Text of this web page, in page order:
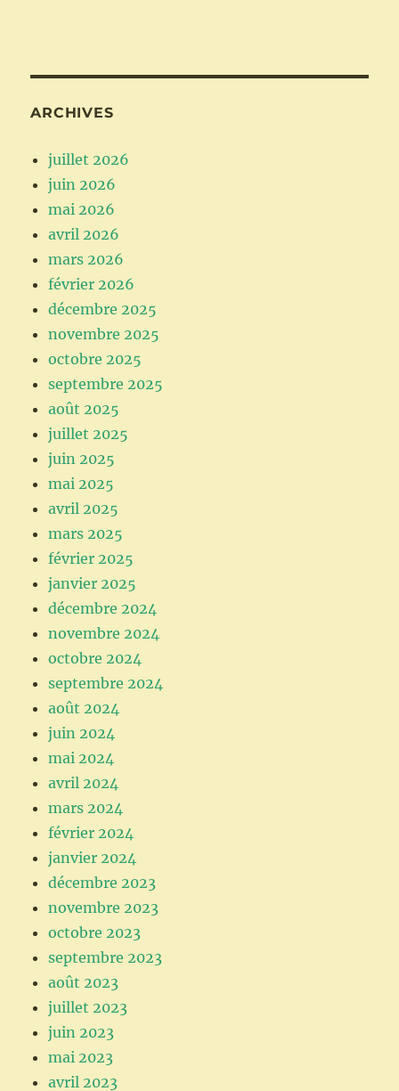
ARCHIVES
juillet 2026
juin 2026
mai 2026
avril 2026
mars 2026
février 2026
décembre 2025
novembre 2025
octobre 2025
septembre 2025
août 2025
juillet 2025
juin 2025
mai 2025
avril 2025
mars 2025
février 2025
janvier 2025
décembre 2024
novembre 2024
octobre 2024
septembre 2024
août 2024
juin 2024
mai 2024
avril 2024
mars 2024
février 2024
janvier 2024
décembre 2023
novembre 2023
octobre 2023
septembre 2023
août 2023
juillet 2023
juin 2023
mai 2023
avril 2023